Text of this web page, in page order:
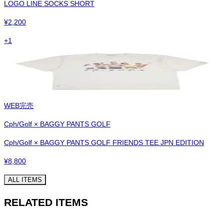
LOGO LINE SOCKS SHORT
¥2,200
+1
WEB完売
Cph/Golf × BAGGY PANTS GOLF
Cph/Golf × BAGGY PANTS GOLF FRIENDS TEE JPN EDITION
¥8,800
ALL ITEMS
RELATED ITEMS